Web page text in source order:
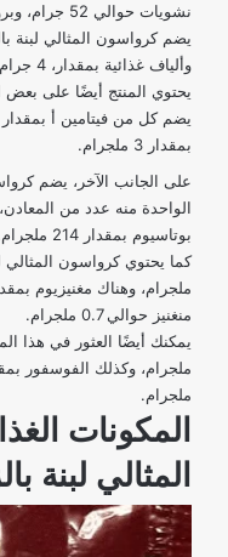
نشويات حوالي 52 جرام، وبروتين حوالي 6 جرام.
وألياف غذائية بمقدار، 4 جرام.
يحتوي المنتج أيضًا على بعض
بمقدار 3 ملجرام.
على الجانب الآخر، يضم
بوتاسيوم بمقدار 214 ملجرام.
منغنيز حوالي 0.7 ملجرام.
ملجرام.
المكونات
المثالي لبنة